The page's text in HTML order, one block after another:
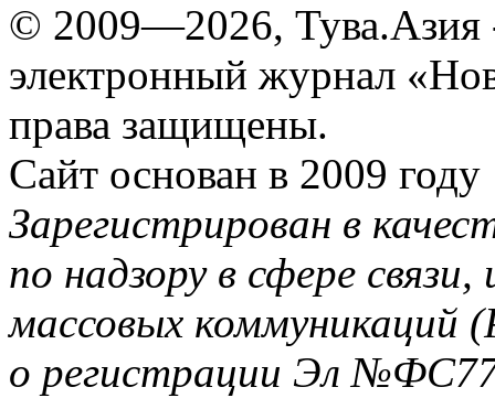
© 2009—2026, Тува.Азия
электронный журнал
права защищены.
Сайт основан в 2009 году
Зарегистрирован в
по надзору в сфере
массовых коммуникаций
о регистрации Эл